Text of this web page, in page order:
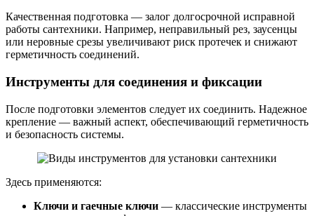
Качественная подготовка — залог долгосрочной исправной
работы сантехники. Например, неправильный рез, заусенцы
или неровные срезы увеличивают риск протечек и снижают
герметичность соединений.
Инструменты для соединения и фиксации
После подготовки элементов следует их соединить. Надежное
крепление — важный аспект, обеспечивающий герметичность
и безопасность системы.
Здесь применяются:
Ключи и гаечные ключи — классические инструменты